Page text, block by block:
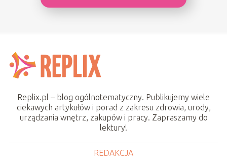
Replix.pl – blog ogólnotematyczny. Publikujemy wiele
ciekawych artykułów i porad z zakresu zdrowia, urody,
urządzania wnętrz, zakupów i pracy. Zapraszamy do
lektury!
REDAKCJA